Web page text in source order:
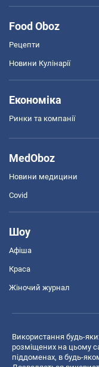
Food Oboz
Рецепти
Новини Кулінарії
Економіка
Ринки та компанії
MedOboz
Новини медицини
Covid
Шоу
Афіша
Краса
Жіночий журнал
Використання будь-
розміщених на цьому
піддоменах, в будь-